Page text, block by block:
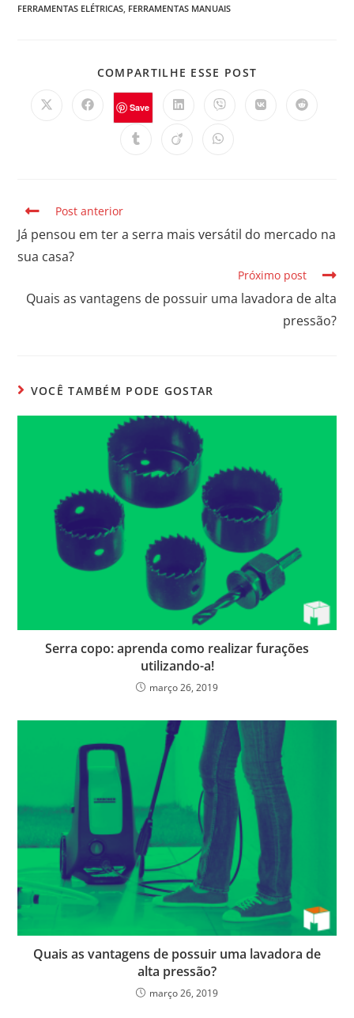
FERRAMENTAS ELÉTRICAS, FERRAMENTAS MANUAIS
COMPARTILHE ESSE POST
Save
Post anterior
Já pensou em ter a serra mais versátil do mercado na
sua casa?
Próximo post
Quais as vantagens de possuir uma lavadora de alta
pressão?
VOCÊ TAMBÉM PODE GOSTAR
Serra copo: aprenda como realizar furações
utilizando-a!
março 26, 2019
Quais as vantagens de possuir uma lavadora de
alta pressão?
março 26, 2019